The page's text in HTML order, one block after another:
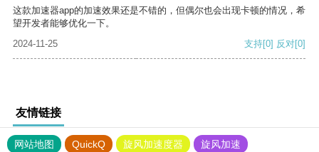
这款加速器app的加速效果还是不错的，但偶尔也会出现卡顿的情况，希
望开发者能够优化一下。
2024-11-25
支持[0] 反对[0]
友情链接
网站地图 QuickQ 旋风加速度器
旋风加速